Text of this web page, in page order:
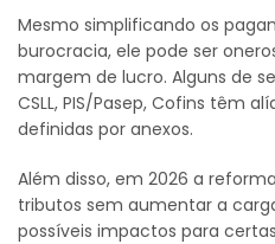
Mesmo simplificando os
burocracia, ele pode ser
margem de lucro. Alguns de
CSLL, PIS/Pasep, Cofins têm
definidas por anexos.
Além disso, em 2026 a
tributos sem aumentar a
possíveis impactos para